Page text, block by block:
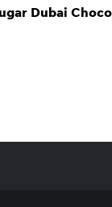
Dubai